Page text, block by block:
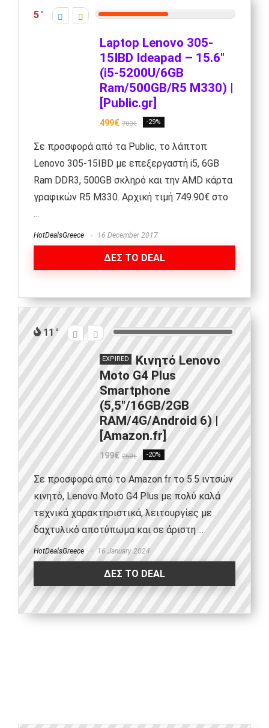
5
Laptop Lenovo 305-
15IBD Ideapad – 15.6″
(i5-5200U/6GB
Ram/500GB/R5 M330) |
[Public.gr]
499€ 700€ -29%
Σε προσφορά από τα Public, το λάπτοπ
Lenovo 305-15IBD με επεξεργαστή i5, 6GB
Ram DDR3, 500GB σκληρό και την AMD κάρτα
γραφικών R5 M330. Αρχική τιμή 749.90€ στο
...
HotDealsGreece 16 December 2017
ΔΕΣ ΤΟ DEAL
11
EXPIRED
Κινητό Lenovo
Moto G4 Plus
Smartphone
(5,5″/16GB/2GB
RAM/4G/Android 6) |
[Amazon.fr]
199€ 250€ -20%
Σε προσφορά από το Amazon.fr το 5.5 ιντσών
κινητό, Lenovo Moto G4 Plus με πολύ καλά
τεχνικά χαρακτηριστικά, λειτουργίες με
δαχτυλικό αποτύπωμα και σε άριστη ...
HotDealsGreece 16 January 2024
ΔΕΣ ΤΟ DEAL